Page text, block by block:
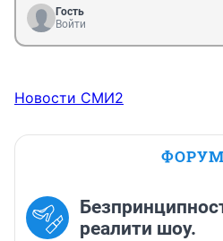
Гость
Войти
Новости СМИ2
реалити шоу.